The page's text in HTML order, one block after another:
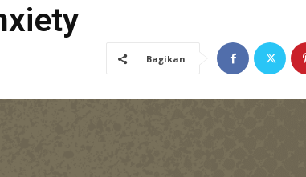
Bagikan